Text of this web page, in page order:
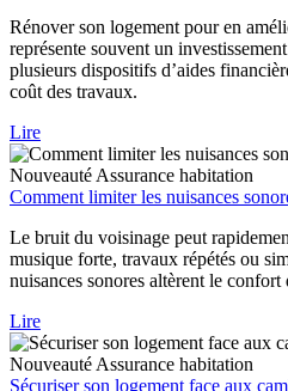
Rénover son logement pour en
représente souvent un
plusieurs dispositifs d’aides
coût des travaux.
Lire
Nouveauté Assurance habitation
Comment limiter les nuisances
Le bruit du voisinage peut
musique forte, travaux répétés ou
nuisances sonores altèrent le
Lire
Nouveauté Assurance habitation
Sécuriser son logement face aux